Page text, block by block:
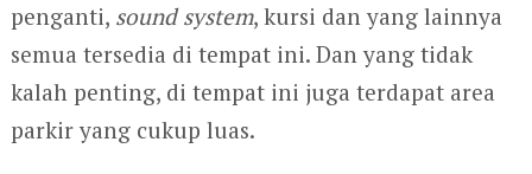
penganti, sound system, kursi dan yang lainnya
semua tersedia di tempat ini. Dan yang tidak
kalah penting, di tempat ini juga terdapat area
parkir yang cukup luas.